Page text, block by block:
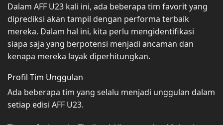
Dalam AFF U23 kali ini, ada beberapa tim favorit yang
diprediksi akan tampil dengan performa terbaik
mereka. Dalam hal ini, kita perlu mengidentifikasi
siapa saja yang berpotensi menjadi ancaman dan
kenapa mereka layak diperhitungkan.
Profil Tim Unggulan
Ada beberapa tim yang selalu menjadi unggulan dalam
setiap edisi AFF U23.